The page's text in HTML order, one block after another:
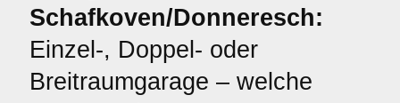
Schafkoven/Donneresch:
Einzel-, Doppel- oder
Breitraumgarage – welche